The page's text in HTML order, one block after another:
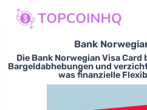
Bank
Die Bank Norwegian Visa
Bargeldabhebungen und
was finanzielle